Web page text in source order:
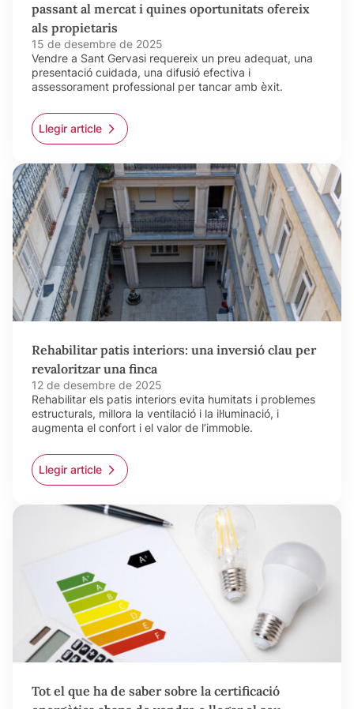
passant al mercat i quines oportunitats ofereix
als propietaris
15 de desembre de 2025
Vendre a Sant Gervasi requereix un preu adequat, una
presentació cuidada, una difusió efectiva i
assessorament professional per tancar amb èxit.
Llegir article
Rehabilitar patis interiors: una inversió clau per
revaloritzar una finca
12 de desembre de 2025
Rehabilitar els patis interiors evita humitats i problemes
estructurals, millora la ventilació i la il·luminació, i
augmenta el confort i el valor de l’immoble.
Llegir article
Tot el que ha de saber sobre la certificació